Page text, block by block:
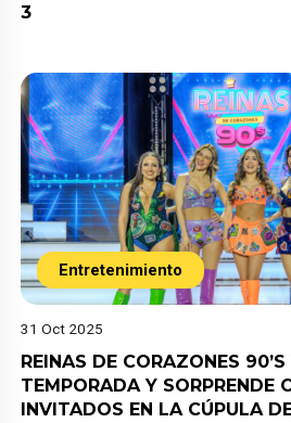
3
Entretenimiento
31 Oct 2025
REINAS DE CORAZONES
TEMPORADA Y SORPRENDE
INVITADOS EN LA CÚPULA